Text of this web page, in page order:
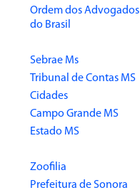
Ordem dos Advogados
do Brasil
Sebrae Ms
Tribunal de Contas MS
Cidades
Campo Grande MS
Estado MS
Zoofilia
Prefeitura de Sonora